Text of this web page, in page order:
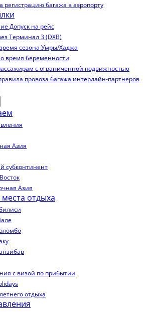
регистрацию багажа в аэропорту
Допуск на рейс
Терминал 3 (DXB)
сезона Умры/Хаджа
время беременности
с ограниченной подвижностью
провоза багажа интерлайн-партнеров
Азия
субконтинент
Азия
отдыха
с визой по прибытии
отдыха